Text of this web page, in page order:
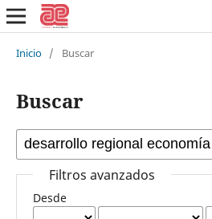
Inicio / Buscar
Buscar
Filtros avanzados
Desde